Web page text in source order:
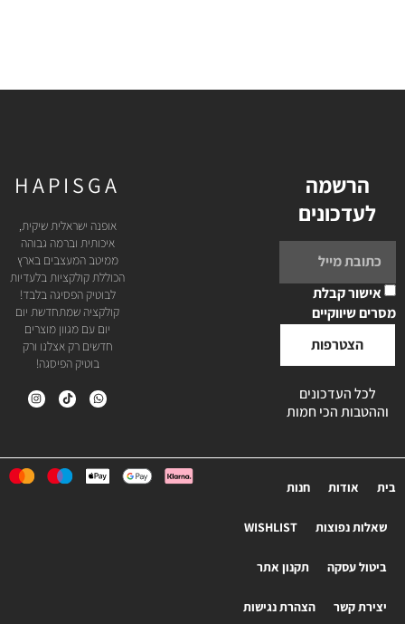
הרשמה
לעדכונים
אישור קבלת
מסרים שיווקיים
הצטרפות
לכל העדכונים
וההטבות הכי חמות
HAPISGA
אופנה ישראלית שיקית,
איכותית וברמה גבוהה
ממיטב המעצבים בארץ
הכוללת קולקציות בלעדיות
לבוטיק הפסיגה בלבד!
קולקציה שמתחדשת יום
יום עם מגוון מוצרים
חדשים רק אצלנו ורק
בוטיק הפיסגה!
בית אודות חנות
שאלות נפוצות WISHLIST
ביטול עסקה תקנון אתר
יצירת קשר הצהרת נגישות